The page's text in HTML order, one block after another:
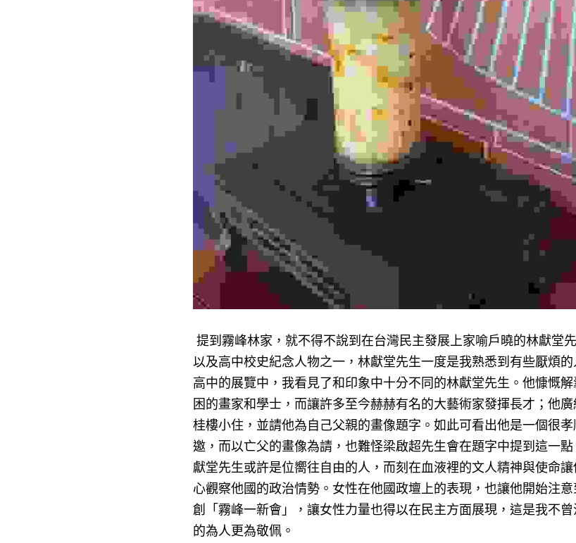
提到霧峰林家，就不得不說到在台灣民主發展上家喻戶曉的林獻堂
以及高中校史紀念人物之一，林獻堂先生一度是我熟悉到有些厭煩
高中的展覽中，我看見了和印象中十分不同的林獻堂先生。他慷慨
困的畫家和學士，而讓許多至今赫赫有名的大藝術家發揮長才；他
桂樓小住，並請他為自己父親的畫像題字。如此可看出他是一個很
邀，而以亡父的畫像為請，也難怪梁啟超先生會在題字中提到這一
獻堂先生或許是位嚮往自由的人，而刻在血液裡的文人精神與使命
心觀察他國的政治情勢。女性在他國政壇上的表現，也讓他開始注
創「霧峰一新會」，讓女性力量也得以在民主方面展現，這是我不
的為人更為敬佩。